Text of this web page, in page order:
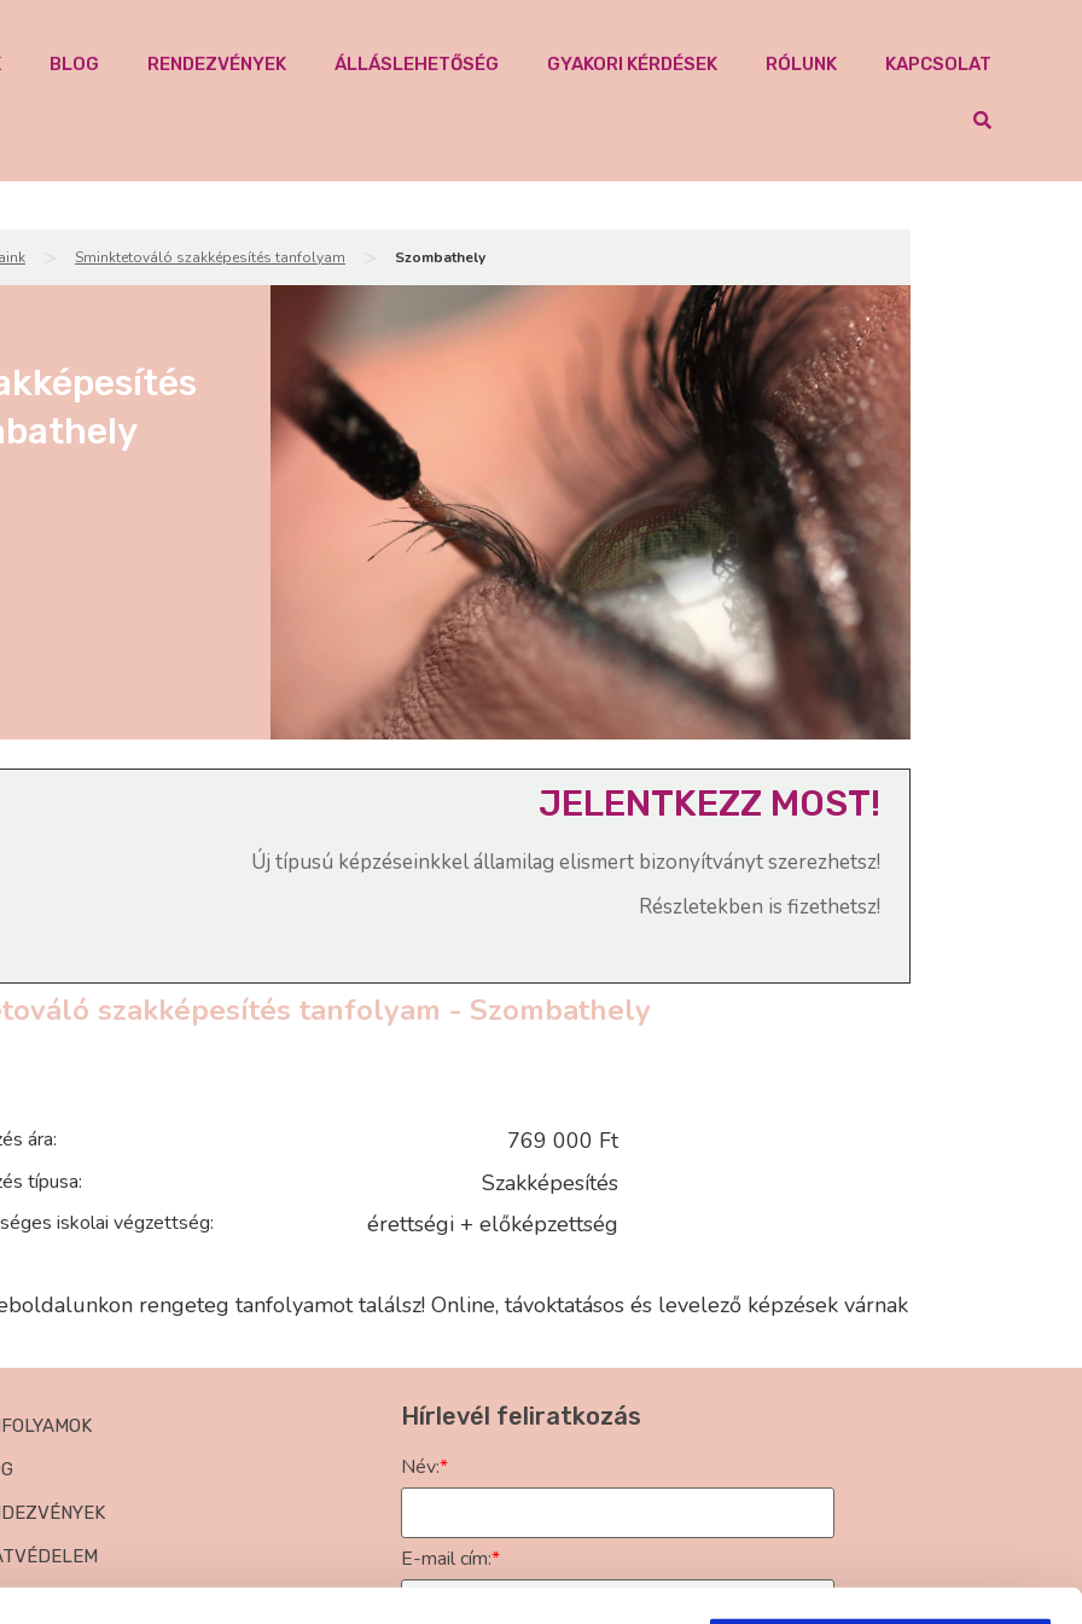
BLOG RENDEZVÉNYEK ÁLLÁSLEHETŐSÉG GYAKORI KÉRDÉSEK RÓLUNK KAPCSOLAT
> Sminktetováló szakképesítés tanfolyam > Szombathely
JELENTKEZZ MOST!
Új típusú képzéseinkkel államilag elismert bizonyítványt szerezhetsz!
Részletekben is fizethetsz!
szakképesítés tanfolyam - Szombathely
ára: 769 000 Ft
típusa: Szakképesítés
iskolai végzettség: érettségi + előképzettség
rengeteg tanfolyamot találsz! Online, távoktatásos és levelező képzések várnak
Hírlevél feliratkozás
Név:*
E-mail cím:*